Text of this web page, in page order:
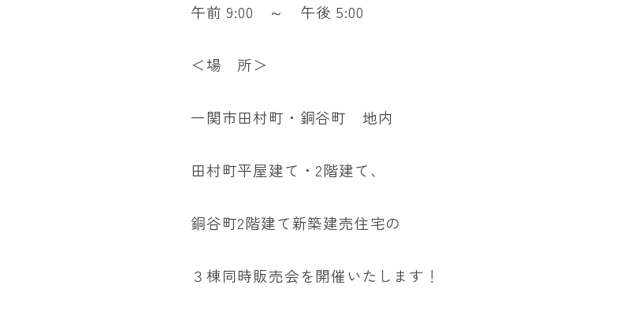
午前 9:00 ～ 午後 5:00
＜場 所＞
一関市田村町・銅谷町 地内
田村町平屋建て・2階建て、
銅谷町2階建て新築建売住宅の
３棟同時販売会を開催いたします！